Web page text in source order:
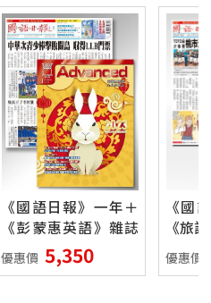
《國語日報》一年＋
《彭蒙惠英語》雜誌
一年12期雜誌含
Super+電腦學習版
優惠價 5,350
《國
《旅
優惠價